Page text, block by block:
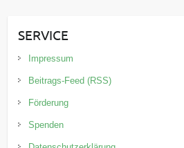
SERVICE
Impressum
Beitrags-Feed (RSS)
Förderung
Spenden